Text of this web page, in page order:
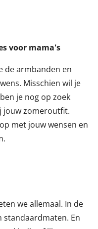
voor mama's
de armbanden en
Misschien wil je
je nog op zoek
jouw zomeroutfit.
met jouw wensen en
we allemaal. In de
standaardmaten. En